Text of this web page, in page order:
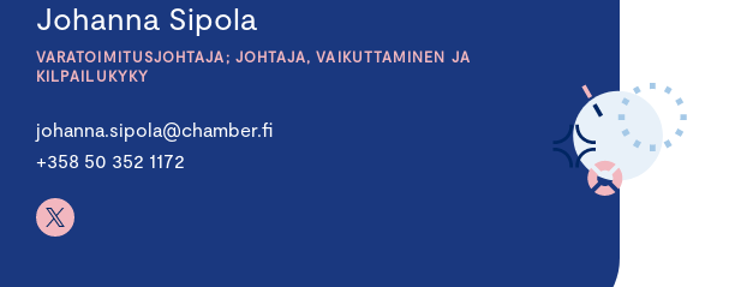
Johanna Sipola
VARATOIMITUSJOHTAJA; JOHTAJA, VAIKUTTAMINEN JA
KILPAILUKYKY
johanna.sipola@chamber.fi
+358 50 352 1172